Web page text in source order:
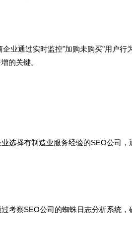
业通过实时监控"加购未购买"用户行
的关键。
选择有制造业服务经验的SEO公司
考察SEO公司的蜘蛛日志分析系统，